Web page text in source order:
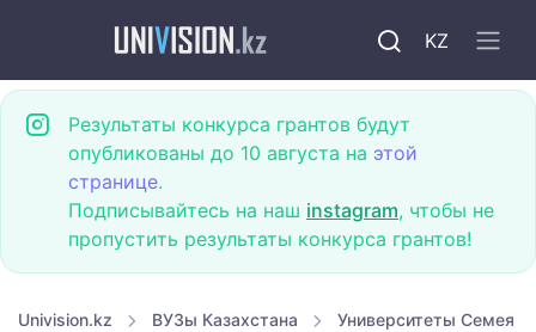
KZ
Результаты конкурса грантов будут
опубликованы до 10 августа на этой
странице.
Подписывайтесь на наш instagram, чтобы не
пропустить результаты конкурса грантов!
Univision.kz ВУЗы Казахстана Университеты Семея